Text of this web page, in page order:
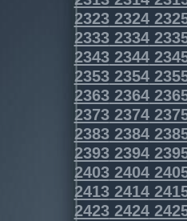
23232324
23332334
23432344
23532354
23632364
23732374
23832384
23932394
24032404
24132414
24232424